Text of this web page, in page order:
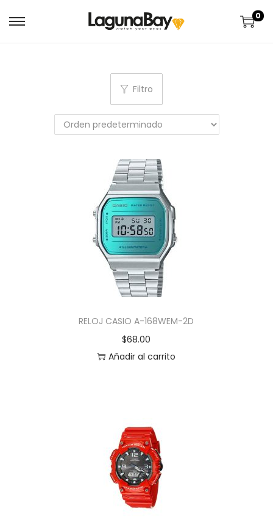
0
Filtro
RELOJ CASIO A-168WEM-2D
$68.00
Añadir al carrito